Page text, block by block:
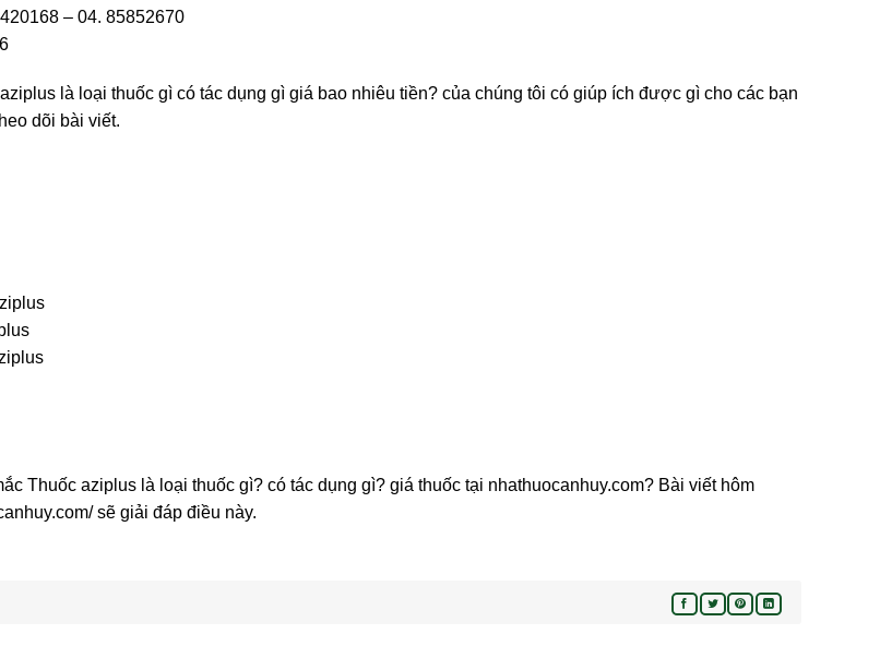
– 04. 85852670
là loại thuốc gì có tác dụng gì giá bao nhiêu tiền? của chúng tôi có giúp ích được gì cho các bạn
dõi bài viết.
Thuốc aziplus là loại thuốc gì? có tác dụng gì? giá thuốc tại nhathuocanhuy.com? Bài viết hôm
sẽ giải đáp điều này.